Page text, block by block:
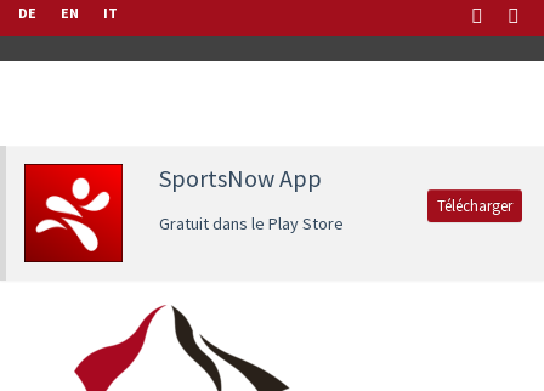
DE EN IT
SportsNow App
Gratuit dans le Play Store
Télécharger